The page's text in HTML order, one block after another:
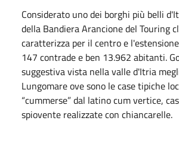
Considerato uno dei borghi più belli
della Bandiera Arancione del Touring
caratterizza per il centro e
147 contrade e ben 13.962 abitanti.
suggestiva vista nella valle d'Itria
Lungomare ove sono le case tipiche
“cummerse” dal latino cum vertice,
spiovente realizzate con chiancarelle.